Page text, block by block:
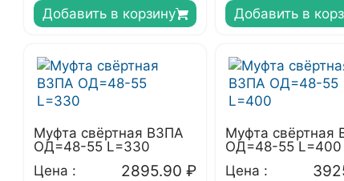
Добавить в корзину Добавить в
Муфта свёртная ВЗПА
ОД=48-55 L=330
Цена :
2895.90 ₽
Муфта свёртная
ОД=48-55 L=400
Цена :